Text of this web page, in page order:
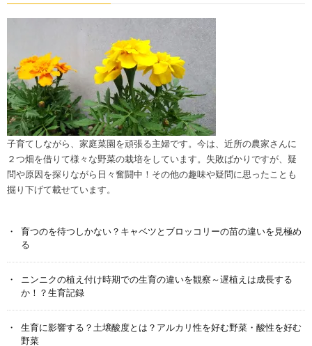
子育てしながら、家庭菜園を頑張る主婦です。今は、近所の農家さんに
２つ畑を借りて様々な野菜の栽培をしています。失敗ばかりですが、疑
問や原因を探りながら日々奮闘中！その他の趣味や疑問に思ったことも
掘り下げて載せています。
育つのを待つしかない？キャベツとブロッコリーの苗の違いを見極め
る
ニンニクの植え付け時期での生育の違いを観察～遅植えは成長する
か！？生育記録
生育に影響する？土壌酸度とは？アルカリ性を好む野菜・酸性を好む
野菜